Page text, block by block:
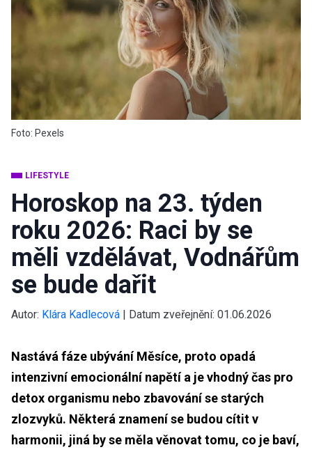
Foto: Pexels
LIFESTYLE
Horoskop na 23. týden
roku 2026: Raci by se
měli vzdělávat, Vodnářům
se bude dařit
Autor: Klára Kadlecová | Datum zveřejnění: 01.06.2026
Nastává fáze ubývání Měsíce, proto opadá
intenzivní emocionální napětí a je vhodný čas pro
detox organismu nebo zbavování se starých
zlozvyků. Některá znamení se budou cítit v
harmonii, jiná by se měla věnovat tomu, co je baví,